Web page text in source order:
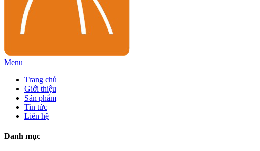
Menu
Trang chủ
Giới thiệu
Sản phẩm
Tin tức
Liên hệ
Danh mục